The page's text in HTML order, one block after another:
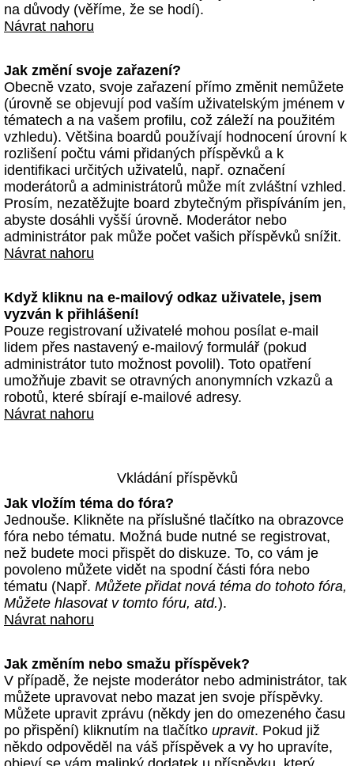
na důvody (věříme, že se hodí).
Návrat nahoru
Jak změní svoje zařazení?
Obecně vzato, svoje zařazení přímo změnit nemůžete
(úrovně se objevují pod vaším uživatelským jménem v
tématech a na vašem profilu, což záleží na použitém
vzhledu). Většina boardů používají hodnocení úrovní k
rozlišení počtu vámi přidaných příspěvků a k
identifikaci určitých uživatelů, např. označení
moderátorů a administrátorů může mít zvláštní vzhled.
Prosím, nezatěžujte board zbytečným přispíváním jen,
abyste dosáhli vyšší úrovně. Moderátor nebo
administrátor pak může počet vašich příspěvků snížit.
Návrat nahoru
Když kliknu na e-mailový odkaz uživatele, jsem
vyzván k přihlášení!
Pouze registrovaní uživatelé mohou posílat e-mail
lidem přes nastavený e-mailový formulář (pokud
administrátor tuto možnost povolil). Toto opatření
umožňuje zbavit se otravných anonymních vzkazů a
robotů, které sbírají e-mailové adresy.
Návrat nahoru
Vkládání příspěvků
Jak vložím téma do fóra?
Jednouše. Klikněte na příslušné tlačítko na obrazovce
fóra nebo tématu. Možná bude nutné se registrovat,
než budete moci přispět do diskuze. To, co vám je
povoleno můžete vidět na spodní části fóra nebo
tématu (Např. Můžete přidat nová téma do tohoto fóra,
Můžete hlasovat v tomto fóru, atd.).
Návrat nahoru
Jak změním nebo smažu příspěvek?
V případě, že nejste moderátor nebo administrátor, tak
můžete upravovat nebo mazat jen svoje příspěvky.
Můžete upravit zprávu (někdy jen do omezeného času
po přispění) kliknutím na tlačítko upravit. Pokud již
někdo odpověděl na váš příspěvek a vy ho upravíte,